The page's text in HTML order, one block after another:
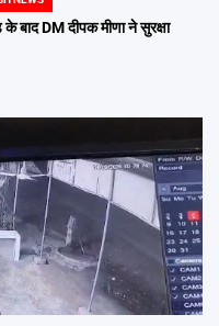
बाद DM दीपक मीणा ने सुरक्षा